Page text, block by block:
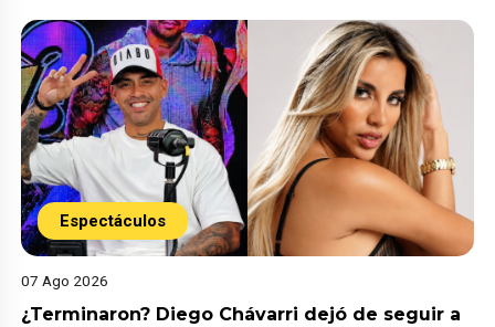
Espectáculos
07 Ago 2026
¿Terminaron? Diego Chávarri dejó de seguir a